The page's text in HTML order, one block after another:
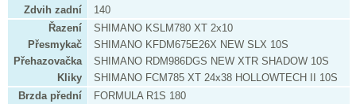
Zdvih zadní
140
Řazení
SHIMANO KSLM780 XT 2x10
Přesmykač
SHIMANO KFDM675E26X NEW SLX 10S
Přehazovačka
SHIMANO RDM986DGS NEW XTR SHADOW 10S
Kliky
SHIMANO FCM785 XT 24x38 HOLLOWTECH II 10S
Brzda přední
FORMULA R1S 180